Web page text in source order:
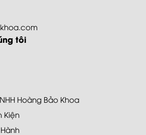
tôi
Hoàng Bảo Khoa
Kiện